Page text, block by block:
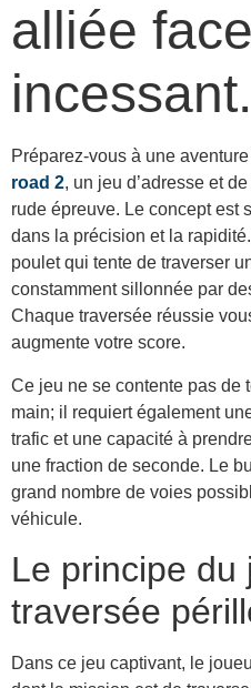
alliée
incessant.
Préparez-vous à une
road 2, un jeu d’adresse et
rude épreuve. Le concept est
dans la précision et la
poulet qui tente de traverser
constamment sillonnée par
Chaque traversée réussie
augmente votre score.
Ce jeu ne se contente pas
main; il requiert également
trafic et une capacité à
une fraction de seconde. Le
grand nombre de voies
véhicule.
Le principe du
traversée
Dans ce jeu captivant, le